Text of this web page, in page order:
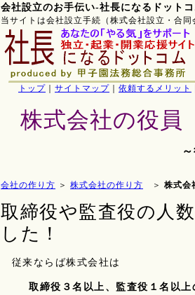
会社設立のお手伝い-社長になるドット
当サイトは会社設立手続（株式会社設立・合
トップ サイトマップ 依頼するメリット
株式会社の役員
会社の作り方 ＞ 株式会社の作り方 ＞ 株式会
取締役や監査役の人
した！
従来ならば株式会社は
取締役 ３名以上、 監査役 １名以